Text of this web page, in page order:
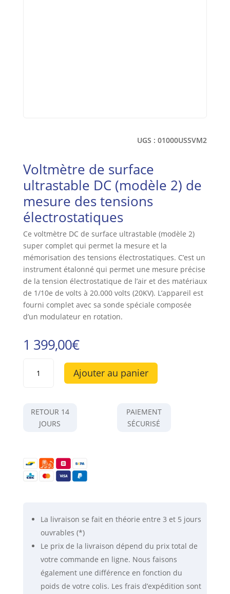
UGS :01000USSVM2
Voltmètre de surface
ultrastable DC (modèle 2) de
mesure des tensions
électrostatiques
Ce voltmètre DC de surface ultrastable (modèle 2)
super complet qui permet la mesure et la
mémorisation des tensions électrostatiques. C’est un
instrument étalonné qui permet une mesure précise
de la tension électrostatique de l’air et des matériaux
de 1/10e de volts à 20.000 volts (20KV). L’appareil est
fourni complet avec sa sonde spéciale composée
d’un modulateur en rotation.
1 399,00€
surface
ultrastable
de
mesure
électrostatiques
Ajouter au panier
RETOUR 14
JOURS
PAIEMENT
SÉCURISÉ
La livraison se fait en théorie entre 3 et 5 jours
ouvrables (*)
Le prix de la livraison dépend du prix total de
votre commande en ligne. Nous faisons
également une différence en fonction du
poids de votre colis. Les frais d’expédition sont